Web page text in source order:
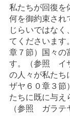
私たちが回復を
何を御約束され
じらいではなく
てくださいます
章７節）国々の
す。（参照　イ
の人々が私たち
ザヤ６０章３節
たちに既に与え
（参照　ガラテ